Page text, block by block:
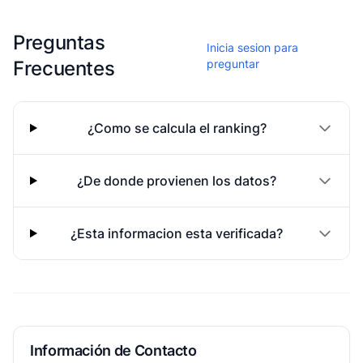
Preguntas
Frecuentes
Inicia sesion para
preguntar
¿Como se calcula el ranking?
¿De donde provienen los datos?
¿Esta informacion esta verificada?
Información de Contacto